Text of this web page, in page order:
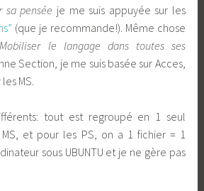
sa pensée je me suis appuyée sur les
(que je recommande!). Même chose
Mobiliser le langage dans toutes ses
Section, je me suis basée sur Acces,
MS.
tout est regroupé en 1 seul
et pour les PS, on a 1 fichier = 1
sous UBUNTU et je ne gère pas